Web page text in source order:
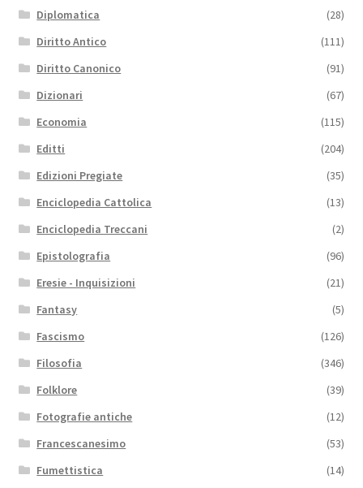
Diplomatica
(28)
Diritto Antico
(111)
Diritto Canonico
(91)
Dizionari
(67)
Economia
(115)
Editti
(204)
Edizioni Pregiate
(35)
Enciclopedia Cattolica
(13)
Enciclopedia Treccani
(2)
Epistolografia
(96)
Eresie - Inquisizioni
(21)
Fantasy
(5)
Fascismo
(126)
Filosofia
(346)
Folklore
(39)
Fotografie antiche
(12)
Francescanesimo
(53)
Fumettistica
(14)